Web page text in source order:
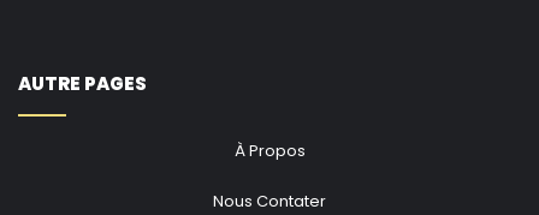
AUTRE PAGES
À Propos
Nous Contater